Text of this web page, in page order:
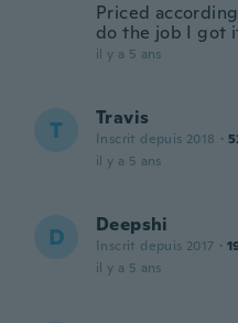
Priced
do the job I got
il y a 5 ans
T Travis
Inscrit depuis 2018 ·
il y a 5 ans
D Deepshi
Inscrit depuis 2017 ·
il y a 5 ans